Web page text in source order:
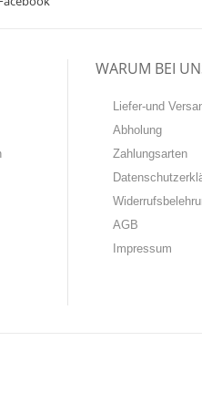
WARUM BEI
Liefer-und
Abholung
Zahlungsarten
AGB
Impressum